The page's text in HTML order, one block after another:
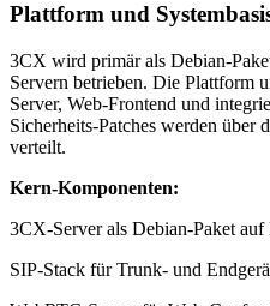
Plattform und
3CX wird primär als Debian-
Servern betrieben. Die Plattform
Server, Web-Frontend und
Sicherheits-Patches werden
verteilt.
Kern-Komponenten:
3CX-Server als Debian-Paket
SIP-Stack für Trunk- und